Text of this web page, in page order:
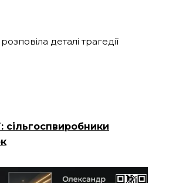
деталі трагедії